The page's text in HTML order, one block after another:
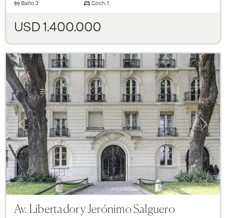
Baño 3 Coch. 1
USD 1.400.000
Previous Next
Av. Libertador y Jerónimo Salguero